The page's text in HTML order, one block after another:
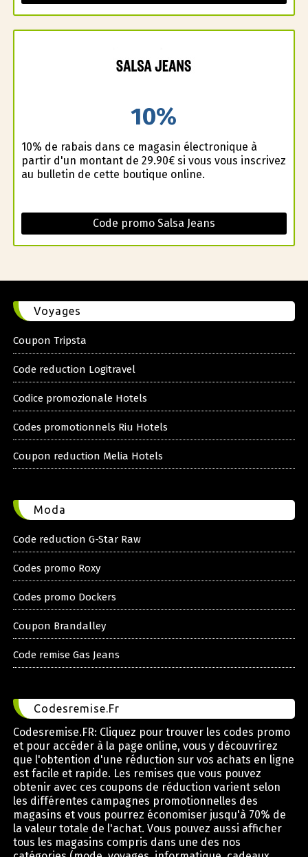
10%
10% de rabais dans ce magasin électronique à
partir d'un montant de 29.90€ si vous vous inscrivez
au bulletin de cette boutique online.
Code promo Salsa Jeans
Voyages
Coupon Tripsta
Code reduction Logitravel
Codice promozionale Hotels
Codes promotionnels Riu Hotels
Coupon reduction Melia Hotels
Moda
Code reduction G-Star Raw
Codes promo Roxy
Codes promo Dockers
Coupon Brandalley
Code remise Gas Jeans
Codesremise.Fr
Codesremise.FR: Cliquez pour trouver les codes promo
et pour accéder à la page online, vous y découvrirez
que l'obtention d'une réduction sur vos achats en ligne
est facile et rapide. Les remises que vous pouvez
obtenir avec ces coupons de réduction varient selon
les différentes campagnes promotionnelles des
magasins et vous pourrez économiser jusqu'à 70% de
la valeur totale de l'achat. Vous pouvez aussi afficher
tous les magasins compris dans une des nos